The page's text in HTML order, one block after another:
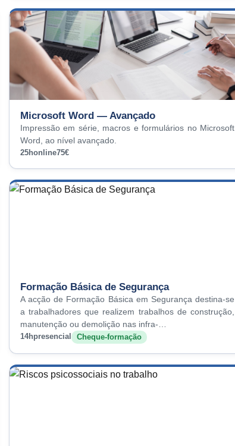
Microsoft Word — Avançado
Impressão em série, macros e formulários no Microsoft
Word, ao nível avançado.
25honline75€
Formação Básica de Segurança
A acção de Formação Básica em Segurança destina-se
a trabalhadores que realizem trabalhos de construção,
manutenção ou demolição nas infra-…
14hpresencial Cheque-formação